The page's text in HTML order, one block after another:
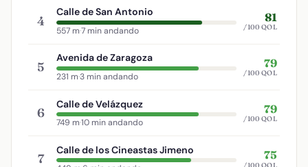
4
Calle de San Antonio
557 m·7 min andando
81
/100 QOL
5
Avenida de Zaragoza
231 m·3 min andando
79
/100 QOL
6
Calle de Velázquez
749 m·10 min andando
79
/100 QOL
7
Calle de los Cineastas Jimeno 75
/100 QOL